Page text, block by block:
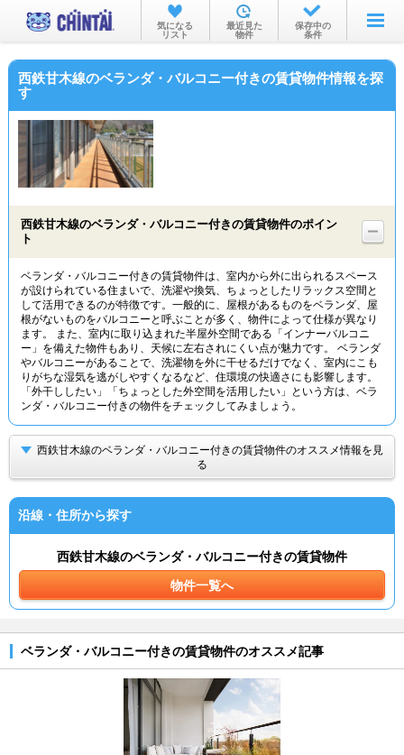
お部屋を探す
沿線・駅から
不動産会社から
気になる
リスト
最近見た
物件
保存中の
条件
西鉄甘木線のベランダ・バルコニー付きの賃貸物件情報を探
す
西鉄甘木線のベランダ・バルコニー付きの賃貸物件のポイン
ト
ベランダ・バルコニー付きの賃貸物件は、室内から外に出られるスペース
が設けられている住まいで、洗濯や換気、ちょっとしたリラックス空間と
して活用できるのが特徴です。一般的に、屋根があるものをベランダ、屋
根がないものをバルコニーと呼ぶことが多く、物件によって仕様が異なり
ます。 また、室内に取り込まれた半屋外空間である「インナーバルコニ
ー」を備えた物件もあり、天候に左右されにくい点が魅力です。 ベランダ
やバルコニーがあることで、洗濯物を外に干せるだけでなく、室内にこも
りがちな湿気を逃がしやすくなるなど、住環境の快適さにも影響します。
「外干ししたい」「ちょっとした外空間を活用したい」という方は、ベラ
ンダ・バルコニー付きの物件をチェックしてみましょう。
西鉄甘木線のベランダ・バルコニー付きの賃貸物件のオススメ情報を見
る
沿線・住所から探す
西鉄甘木線のベランダ・バルコニー付きの賃貸物件
物件一覧へ
ベランダ・バルコニー付きの賃貸物件のオススメ記事